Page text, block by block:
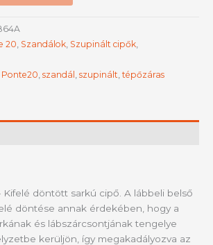
20 Szandálok Szupinált cipők
Ponte20 szandál szupinált tépőzáras
Kifelé döntött sarkú cipő. A lábbeli belső
döntése annak érdekében, hogy a
és lábszárcsontjának tengelye
kerüljön, így megakadályozva az